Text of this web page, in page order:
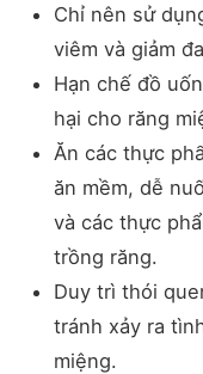
Chỉ nên sử
viêm và giảm
Hạn chế đồ
hại cho răng
Ăn các thực
ăn mềm, dễ
và các thực
trồng răng.
Duy trì thói
tránh xảy ra
miệng.